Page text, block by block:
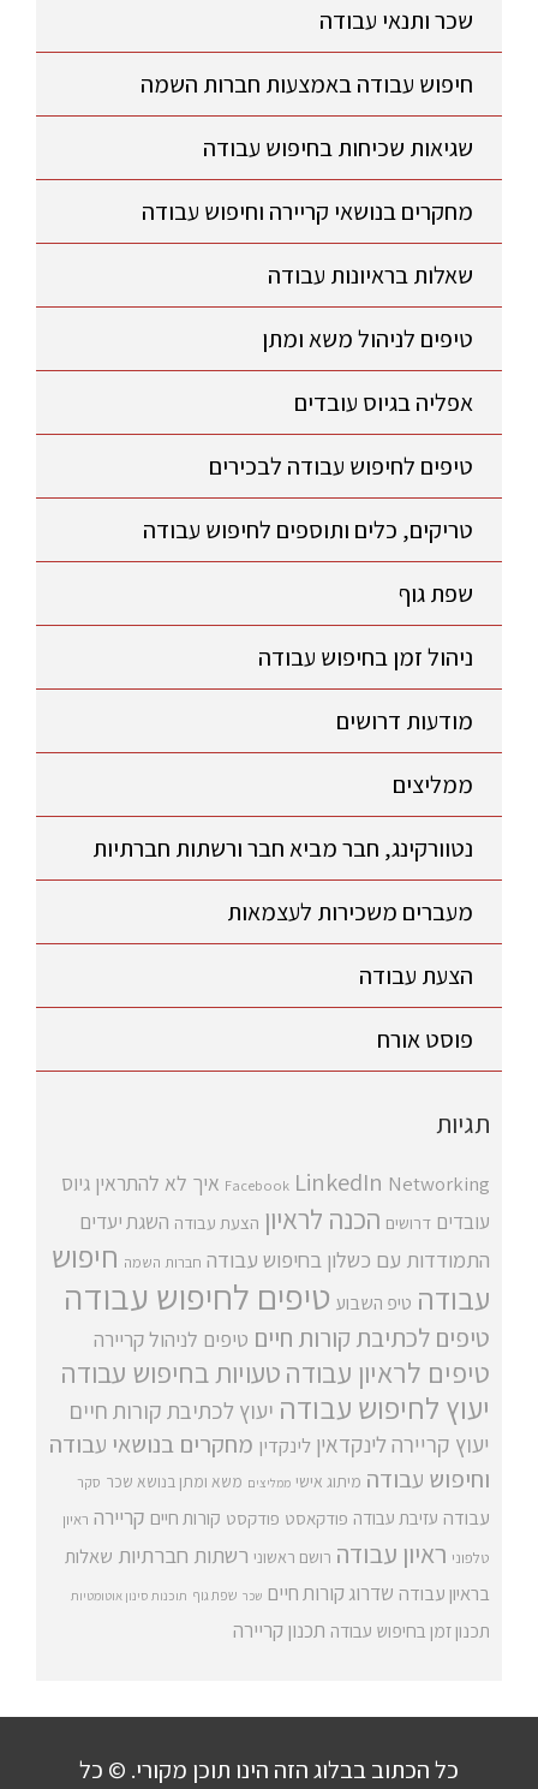
שכר ותנאי עבודה
חיפוש עבודה באמצעות חברות השמה
שגיאות שכיחות בחיפוש עבודה
מחקרים בנושאי קריירה וחיפוש עבודה
שאלות בראיונות עבודה
טיפים לניהול משא ומתן
אפליה בגיוס עובדים
טיפים לחיפוש עבודה לבכירים
טריקים, כלים ותוספים לחיפוש עבודה
שפת גוף
ניהול זמן בחיפוש עבודה
מודעות דרושים
ממליצים
נטוורקינג, חבר מביא חבר ורשתות חברתיות
מעברים משכירות לעצמאות
הצעת עבודה
פוסט אורח
תגיות
Facebook LinkedIn Networking איך לא להתראין גיוס
עובדים דרושים הכנה לראיון הצעת עבודה השגת יעדים
התמודדות עם כשלון בחיפוש עבודה חברות השמה חיפוש
עבודה טיפ השבוע טיפים לחיפוש עבודה
טיפים לכתיבת קורות חיים טיפים לניהול קריירה
טיפים לראיון עבודהטעויות בחיפוש עבודה
יעוץ לחיפוש עבודה יעוץ לכתיבת קורות חיים
יעוץ קריירה לינקדאין לינקדין מחקרים בנושאי עבודה
וחיפוש עבודה מיתוג אישי ממליצים משא ומתן בנושא שכר סקר
עבודה עזיבת עבודה פודקאסט פודקסט קורות חיים קריירה ראיון
טלפוני ראיון עבודה רושם ראשוני רשתות חברתיות שאלות
בראיון עבודה שדרוג קורות חיים שכר שפת גוף תוכנות סינון אוטומטיות
תכנון זמן בחיפוש עבודה תכנון קריירה
כל הכתוב בבלוג הזה הינו תוכן מקורי. © כל